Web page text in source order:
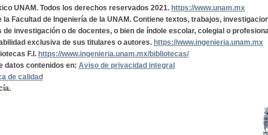
UNAM. Todos los derechos reservados 2021. https://www.unam.mx
Facultad de Ingeniería de la UNAM. Contiene textos, trabajos,
investigación o de docentes, o bien de índole escolar, colegial o
exclusiva de sus titulares o autores. https://www.ingenieria.unam.mx
F.I. https://www.ingenieria.unam.mx/bibliotecas/
datos contenidos en: Aviso de privacidad integral
de calidad